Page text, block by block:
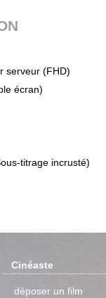
serveur (FHD)
écran)
titrage incrusté)
Cinéaste
déposer un film